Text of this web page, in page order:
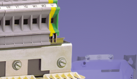
Mapa do site
iSource